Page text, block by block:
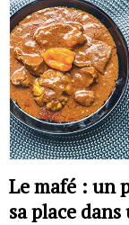
Le mafé : un
sa place